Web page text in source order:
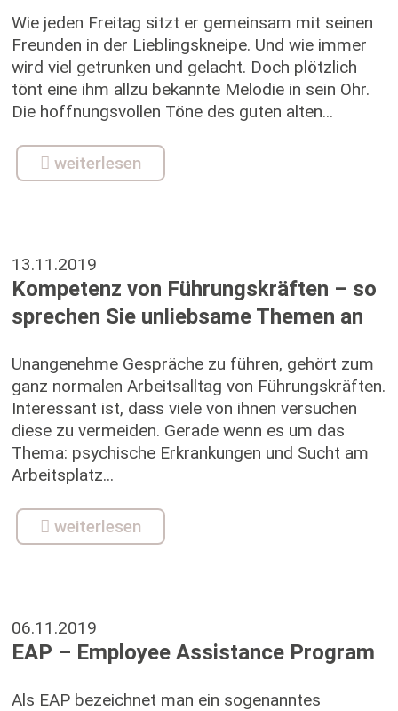
Wie jeden Freitag sitzt er gemeinsam mit seinen
Freunden in der Lieblingskneipe. Und wie immer
wird viel getrunken und gelacht. Doch plötzlich
tönt eine ihm allzu bekannte Melodie in sein Ohr.
Die hoffnungsvollen Töne des guten alten...
weiterlesen
13.11.2019
Kompetenz von Führungskräften – so
sprechen Sie unliebsame Themen an
Unangenehme Gespräche zu führen, gehört zum
ganz normalen Arbeitsalltag von Führungskräften.
Interessant ist, dass viele von ihnen versuchen
diese zu vermeiden. Gerade wenn es um das
Thema: psychische Erkrankungen und Sucht am
Arbeitsplatz...
weiterlesen
06.11.2019
EAP – Employee Assistance Program
Als EAP bezeichnet man ein sogenanntes